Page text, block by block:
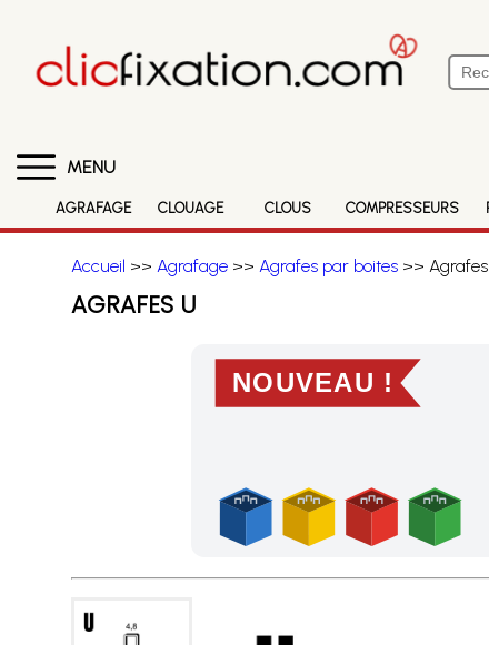
MENU
AGRAFAGE CLOUAGE CLOUS COMPRESSEURS
Accueil >> Agrafage>> Agrafes par boites>>
AGRAFES U
NOUVEAU !
Profitez des Frais de port offerts en France